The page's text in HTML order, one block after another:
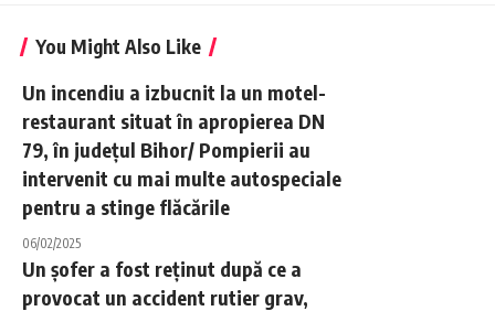
You Might Also Like
Un incendiu a izbucnit la un motel-
restaurant situat în apropierea DN
79, în județul Bihor/ Pompierii au
intervenit cu mai multe autospeciale
pentru a stinge flăcările
06/02/2025
Un șofer a fost reținut după ce a
provocat un accident rutier grav,